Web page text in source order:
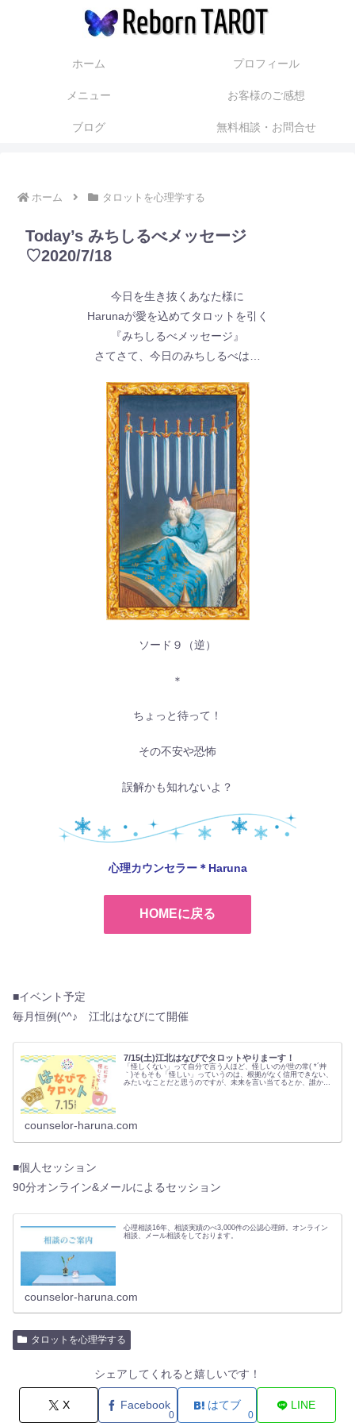
ホーム プロフィール
メニュー お客様のご感想
ブログ 無料相談・お問合せ
ホーム タロットを心理学する
Today’s みちしるべメッセージ
♡2020/7/18
今日を生き抜くあなた様に
Harunaが愛を込めてタロットを引く
『みちしるべメッセージ』
さてさて、今日のみちしるべは…
ソード９（逆）
＊
ちょっと待って！
その不安や恐怖
誤解かも知れないよ？
心理カウンセラー＊Haruna
HOMEに戻る
■イベント予定
毎月恒例(^^♪ 江北はなびにて開催
7/15(土)江北はなびでタロットやりまーす！
「怪しくない」って自分で言う人ほど、怪しいのが世の常( *´艸
｀)そもそも「怪しい」っていうのは、根拠がなく信用できない、
みたいなことだと思うのですが、未来を言い当てるとか、誰かの
counselor-haruna.com
■個人セッション
90分オンライン&メールによるセッション
心理相談16年、相談実績のべ3,000件の公認心理師。オンライン
相談、メール相談をしております。
counselor-haruna.com
タロットを心理学する
シェアしてくれると嬉しいです！
X Facebook
0
はてブ
0
LINE